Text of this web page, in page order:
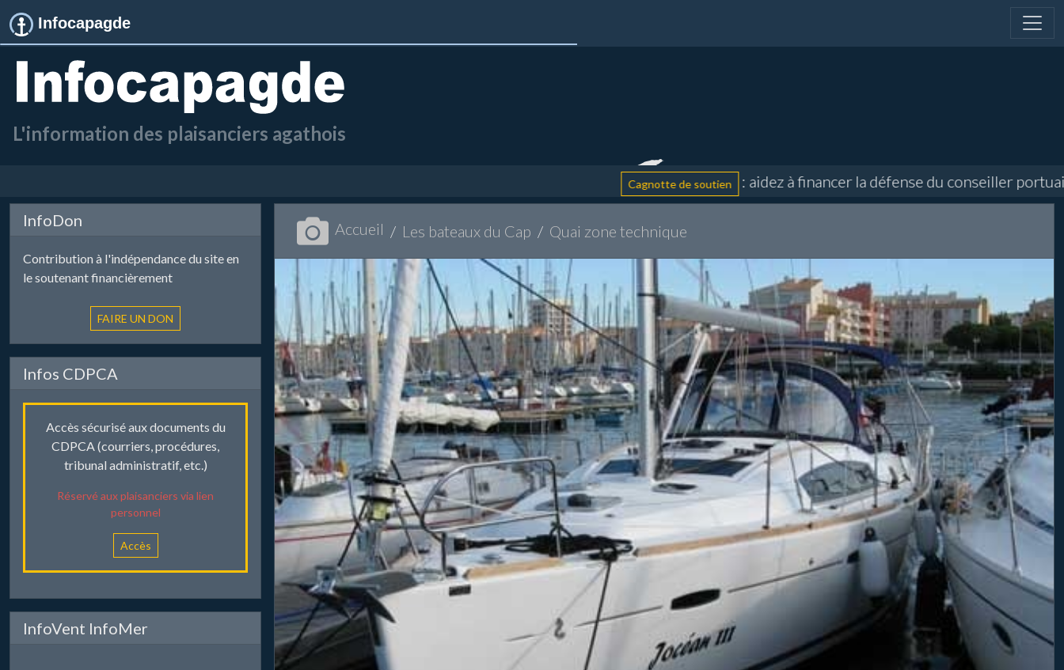
Infocapagde
L'information des plaisanciers agathois
Cagnotte de soutien : aidez à financer la défense du conseiller portuaire et
InfoDon
Contribution à l'indépendance du site en
le soutenant financièrement
Infos CDPCA
Accès sécurisé aux documents du
CDPCA (courriers, procédures,
tribunal administratif, etc.)
Réservé aux plaisanciers via lien
personnel
Accès
InfoVent InfoMer
Accueil Les bateaux du Cap Quai zone technique